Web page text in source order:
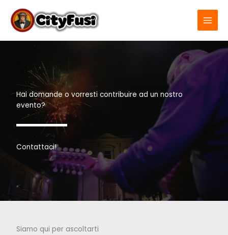
contenuto
Hai domande o vorresti contribuire ad un nostro
evento?
Contattaci!
Siamo qui per ascoltarti